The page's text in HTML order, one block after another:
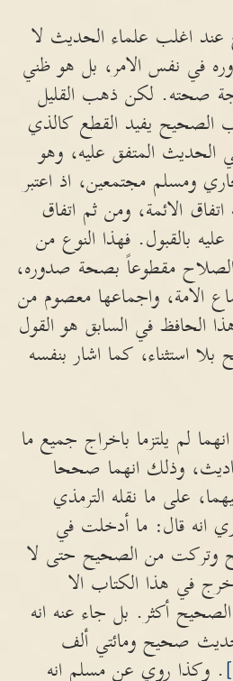
اغلب علماء الحديث لا
في نفس الامر، بل هو ظني
صحته. لكن ذهب القليل
الصحيح يفيد القطع كالذي
المتفق عليه، وهو
ومسلم مجتمعين، اذ اعتبر
الائمة، ومن ثم اتفاق
بالقبول. فهذا النوع من
مقطوعاً بصحة صدوره،
الامة، واجماعها معصوم من
الحافظ في السابق هو القول
استثناء، كما اشار بنفسه
لم يلتزما باخراج جميع ما
وذلك انهما صححا
على ما نقله الترمذي
انه قال: ما أدخلت في
وتركت من الصحيح حتى لا
في هذا الكتاب الا
أكثر. بل جاء عنه انه
صحيح ومائتي ألف
. وكذا روي عن مسلم انه